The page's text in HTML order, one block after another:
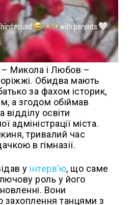
Микола і Любов –
Обидва мають
за фахом історик,
а згодом обіймав
освіти
адміністрації міста.
тривалий час
в гімназії.
у інтерв’ю, що саме
роль у його
Вони
захоплення танцями з